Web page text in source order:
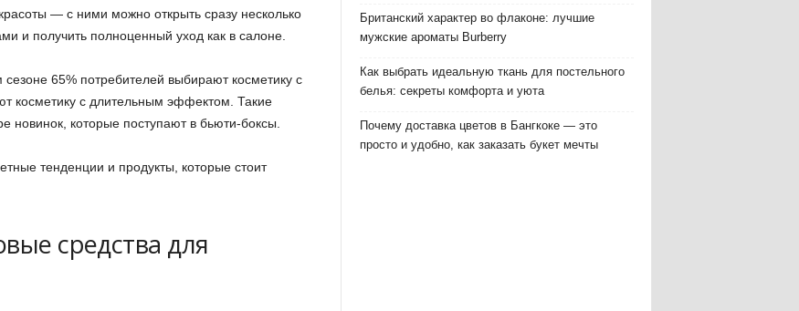
— с ними можно открыть сразу несколько
и получить полноценный уход как в салоне.
65% потребителей выбирают косметику с
косметику с длительным эффектом. Такие
которые поступают в бьюти-боксы.
тенденции и продукты, которые стоит
средства для
Британский характер во флаконе: лучшие
мужские ароматы Burberry
Как выбрать идеальную ткань для постельного
белья: секреты комфорта и уюта
Почему доставка цветов в Бангкоке — это
просто и удобно, как заказать букет мечты